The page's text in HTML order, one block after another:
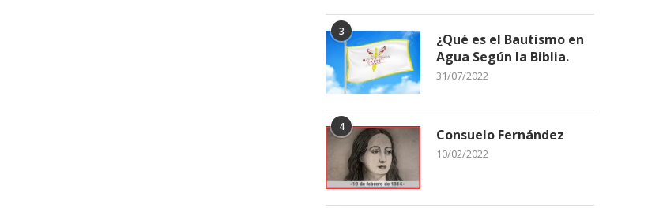
3
¿Qué es el Bautismo en
Agua Según la Biblia.
31/07/2022
4 Consuelo Fernández
10/02/2022